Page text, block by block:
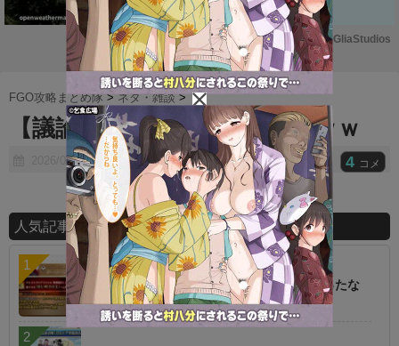
M
u
t
e
Powered by GliaStudios
FGO攻略まとめ隊 >ネタ・雑談 >
【議論】終章前後のこれなにｗｗ
2026/01/21 4 コメ
人気記事ランキング
【朗報】オルタニキは欲しいもの全部もらったな